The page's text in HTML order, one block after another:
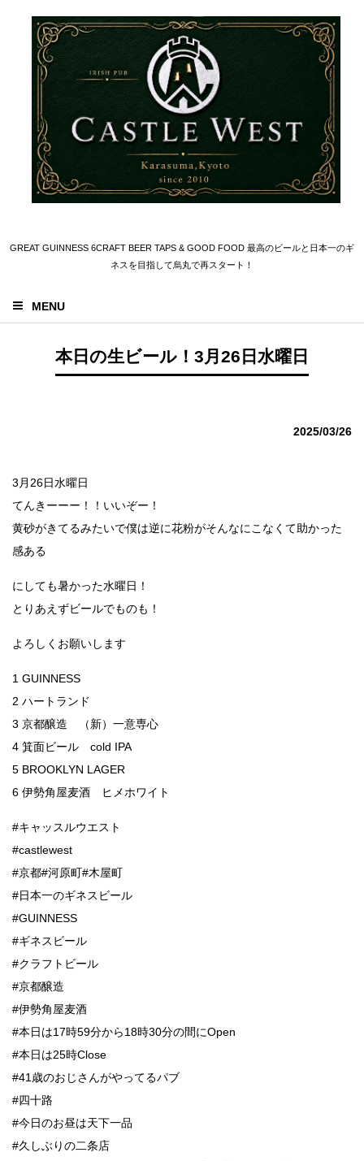
GREAT GUINNESS 6CRAFT BEER TAPS & GOOD FOOD 最高のビールと日本一のギ
ネスを目指して烏丸で再スタート！
MENU
本日の生ビール！3月26日水曜日
2025/03/26
3月26日水曜日
てんきーーー！！いいぞー！
黄砂がきてるみたいで僕は逆に花粉がそんなにこなくて助かった
感ある
にしても暑かった水曜日！
とりあえずビールでものも！
よろしくお願いします
1 GUINNESS
2 ハートランド
3 京都醸造 （新）一意専心
4 箕面ビール cold IPA
5 BROOKLYN LAGER
6 伊勢角屋麦酒 ヒメホワイト
#キャッスルウエスト
#castlewest
#京都#河原町#木屋町
#日本一のギネスビール
#GUINNESS
#ギネスビール
#クラフトビール
#京都醸造
#伊勢角屋麦酒
#本日は17時59分から18時30分の間にOpen
#本日は25時Close
#41歳のおじさんがやってるパブ
#四十路
#今日のお昼は天下一品
#久しぶりの二条店